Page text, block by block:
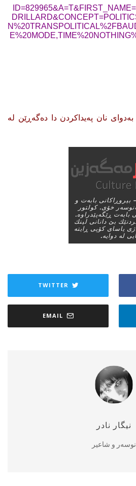
بەدوای نان پەیداکردن دا دەگەڕێن لە
بیروڕاكانی بابه‌ت و
خۆی. كولتور
بابه‌ت ڕێگه‌پێدراوه‌.
بێ دانانی لینك
یاسای كۆپی ڕایته‌
له‌ دوایه‌.
TWITTER
EMAIL
نیگار نادر
نوسەر و شاعیر